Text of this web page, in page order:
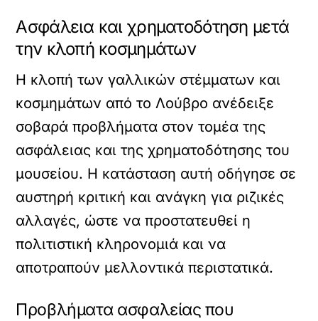
Ασφάλεια και χρηματοδότηση μετά
την κλοπή κοσμημάτων
Η κλοπή των γαλλικών στέμματων και
κοσμημάτων από το Λούβρο ανέδειξε
σοβαρά προβλήματα στον τομέα της
ασφάλειας και της χρηματοδότησης του
μουσείου. Η κατάσταση αυτή οδήγησε σε
αυστηρή κριτική και ανάγκη για ριζικές
αλλαγές, ώστε να προστατευθεί η
πολιτιστική κληρονομιά και να
αποτραπούν μελλοντικά περιστατικά.
Προβλήματα ασφαλείας που